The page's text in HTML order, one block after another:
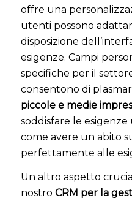
offre una
utenti possono
disposizione
esigenze. Campi
specifiche per il
consentono di
piccole e medie
soddisfare le esigenze
come avere un abito
perfettamente alle
Un altro aspetto
nostro CRM per la